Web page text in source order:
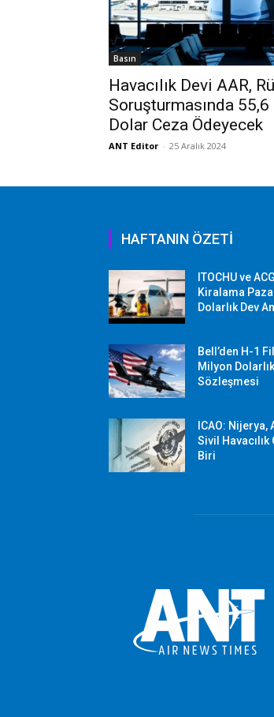
Basın
Havacılık Devi AAR,
Soruşturmasında
Dolar Ceza Ödeyecek
ANT Editor - 25 Aralık 2024
HAFTANIN ÖZETİ
ITOCHU ve
Kiralama
Dolarlık Dev
Bell’den H-1
Milyon
Sözleşmesi
ICAO: Nijerya,
Sivil
Biri